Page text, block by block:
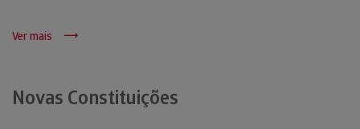
Ver mais
Novas Constituições